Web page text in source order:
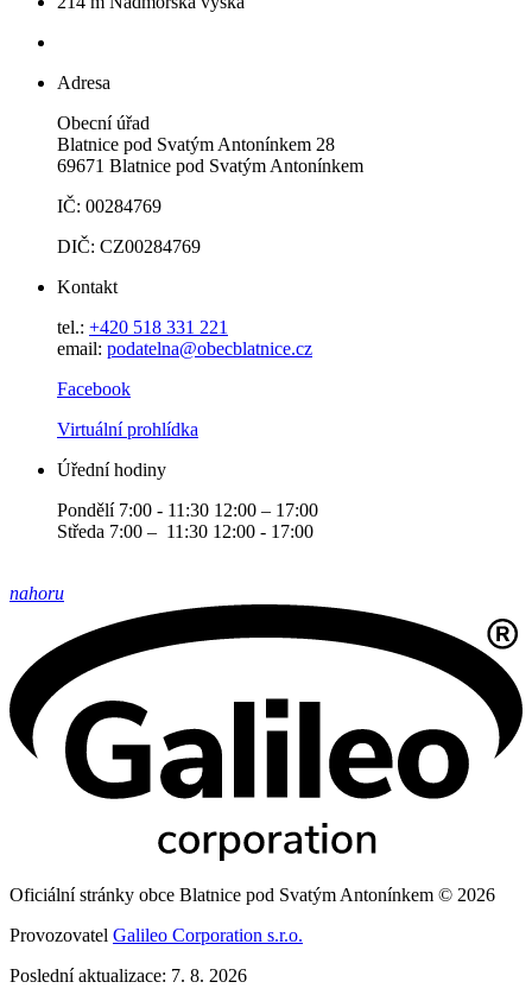
Adresa
Obecní úřad
Blatnice pod Svatým Antonínkem 28
69671 Blatnice pod Svatým Antonínkem
IČ: 00284769
DIČ: CZ00284769
Kontakt
tel.: +420 518 331 221
email: podatelna@obecblatnice.cz
Facebook
Virtuální prohlídka
Úřední hodiny
Pondělí 7:00 - 11:30 12:00 – 17:00
Středa 7:00 – 11:30 12:00 - 17:00
nahoru
Oficiální stránky obce Blatnice pod Svatým Antonínkem © 2026
Provozovatel Galileo Corporation s.r.o.
Poslední aktualizace: 7. 8. 2026